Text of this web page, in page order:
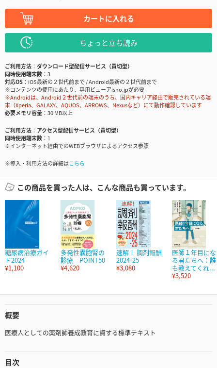
カートに入れる
ちょっと立ち読み
ご利用方法
ダウンロード型配信サービス（買切型）
同時使用端末数
3
対応OS
iOS最新の２世代前まで / Android最新の２世代前まで
※コンテンツの使用にあたり、専用ビューアisho.jpが必要
※Androidは、Android２世代前の端末のうち、国内キャリア経由で販売されている端
末（Xperia、GALAXY、AQUOS、ARROWS、Nexusなど）にて動作確認しています
必要メモリ容量
30 MB以上
ご利用方法
アクセス型配信サービス（買切型）
同時使用端末数
1
※インターネット経由でのWEBブラウザによるアクセス参照
※導入・利用方法の詳細はこちら
この商品を買った人は、こんな商品も買っています。
糖尿病治療ガイ
ド2024
¥1,100
多発性嚢胞腎の
診療 POINT50
¥4,620
速解！ 調剤報酬
2024-25
¥3,080
医師１年目にな
る君たちへ：誰
も教えてくれ...
¥3,520
概要
医療人としての薬剤師養成教育に資する標準テキスト
目次